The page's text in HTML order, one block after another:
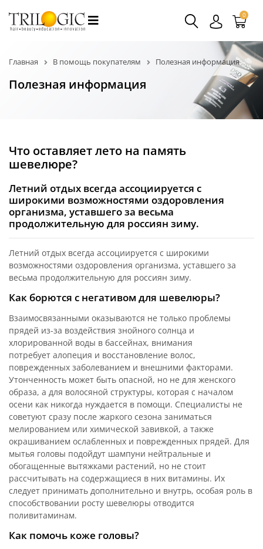
0
Главная В помощь покупателям Полезная информация
Полезная информация
Что оставляет лето на память
шевелюре?
Летний отдых всегда ассоциируется с
широкими возможностями оздоровления
организма, уставшего за весьма
продолжительную для россиян зиму.
Летний отдых всегда ассоциируется с широкими
возможностями оздоровления организма, уставшего за
весьма продолжительную для россиян зиму.
Как борются с негативом для шевелюры?
Взаимосвязанными оказываются не только проблемы
прядей из-за воздействия знойного солнца и
хлорированной воды в бассейнах, внимания
потребует алопеция и восстановление волос,
поврежденных заболеванием и внешними факторами.
Утонченность может быть опасной, но не для женского
образа, а для волосяной структуры, которая с началом
осени как никогда нуждается в помощи. Специалисты не
советуют сразу после жаркого сезона заниматься
мелированием или химической завивкой, а также
окрашиванием ослабленных и поврежденных прядей. Для
мытья головы подойдут шампуни нейтральные и
обогащенные вытяжками растений, но не стоит
рассчитывать на содержащиеся в них витамины. Их
следует принимать дополнительно и внутрь, особая роль в
способствовании росту шевелюры отводится
поливитаминам.
Как помочь коже головы?